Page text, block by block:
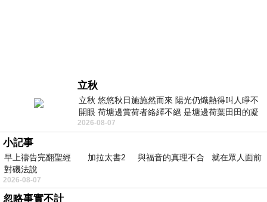
立秋
立秋 悠悠秋日施施然而來 陽光仍熾熱得叫人睜不
開眼 荷塘邊賞荷者絡繹不絕 是塘邊荷葉田田的凝
望 風中飄逸的是映日荷花別樣紅
2026-08-07
小記事
早上禱告完翻聖經 加拉太書2 與福音的真理不合 就在眾人面前
對磯法說
2026-08-07
忽略事實不計